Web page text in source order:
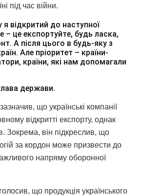
під час війни.
відкритий до наступної
– це експортуйте, будь ласка,
А після цього в будь-яку з
Але пріоритет – країни-
країни, які нам допомагали
держави.
що українські компанії
відкритті експорту, однак
Зокрема, він підкреслив, що
за кордон може призвести до
напряму оборонної
що продукція українського